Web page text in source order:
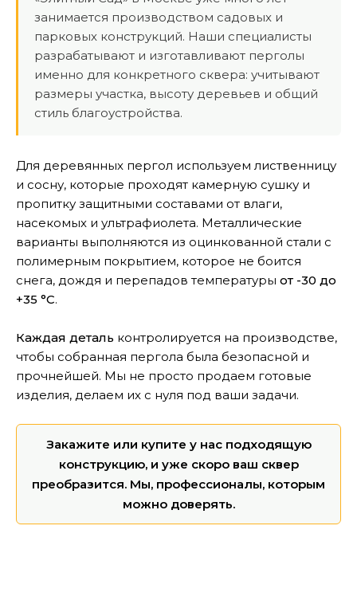
занимается производством садовых и
парковых конструкций. Наши специалисты
разрабатывают и изготавливают перголы
именно для конкретного сквера: учитывают
размеры участка, высоту деревьев и общий
стиль благоустройства.
Для деревянных пергол используем лиственницу
и сосну, которые проходят камерную сушку и
пропитку защитными составами от влаги,
насекомых и ультрафиолета. Металлические
варианты выполняются из оцинкованной стали с
полимерным покрытием, которое не боится
снега, дождя и перепадов температуры от -30 до
+35 °C.
Каждая деталь контролируется на производстве,
чтобы собранная пергола была безопасной и
прочнейшей. Мы не просто продаем готовые
изделия, делаем их с нуля под ваши задачи.
Закажите или купите у нас подходящую
конструкцию, и уже скоро ваш сквер
преобразится. Мы, профессионалы, которым
можно доверять.